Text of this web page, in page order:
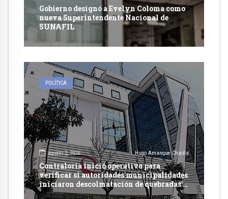
Gobierno designó a Evelyn Coloma como
nueva Superintendente Nacional de
SUNAFIL
POLÍTICA
agosto 2, 2026 Hugo Amanque Chaiña
Contraloría inició operativo para
verificar si autoridades municipalidades
iniciaron descolmatación de quebradas y
ríos ante Fenómeno del Niño